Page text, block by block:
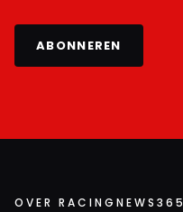
ABONNEREN
OVER RACINGNEWS365